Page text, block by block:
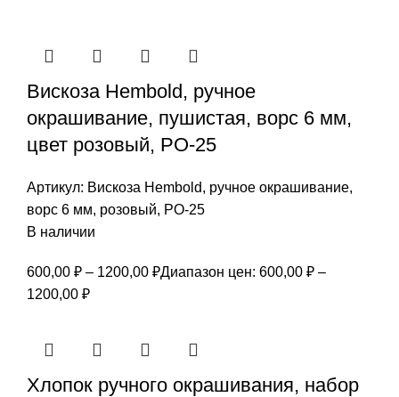
Вискоза Hembold, ручное
окрашивание, пушистая, ворс 6 мм,
цвет розовый, РО-25
Артикул: Вискоза Hembold, ручное окрашивание,
ворс 6 мм, розовый, РО-25
В наличии
600,00 ₽ – 1200,00 ₽Диапазон цен: 600,00 ₽ –
1200,00 ₽
Хлопок ручного окрашивания, набор